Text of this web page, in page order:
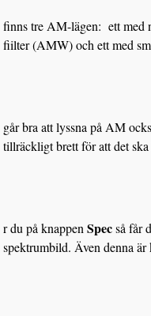
finns tre AM-lägen: ett med
fiilter (AMW) och ett med
går bra att lyssna på AM
tillräckligt brett för att det ska
r du på knappenSpecså får
spektrumbild. Även denna